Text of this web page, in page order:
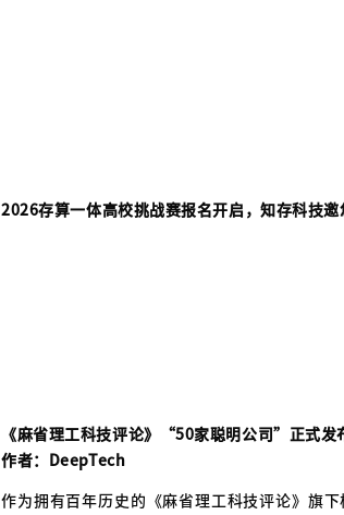
2026存算一体高校挑战赛报名开启，知存科技邀
《麻省理工科技评论》“50家聪明公司”正式发
作者：DeepTech
作为拥有百年历史的《麻省理工科技评论》旗